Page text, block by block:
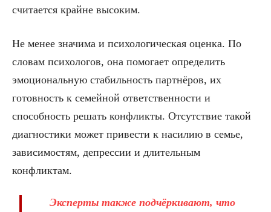
считается крайне высоким.
Не менее значима и психологическая оценка. По
словам психологов, она помогает определить
эмоциональную стабильность партнёров, их
готовность к семейной ответственности и
способность решать конфликты. Отсутствие такой
диагностики может привести к насилию в семье,
зависимостям, депрессии и длительным
конфликтам.
Эксперты также подчёркивают, что